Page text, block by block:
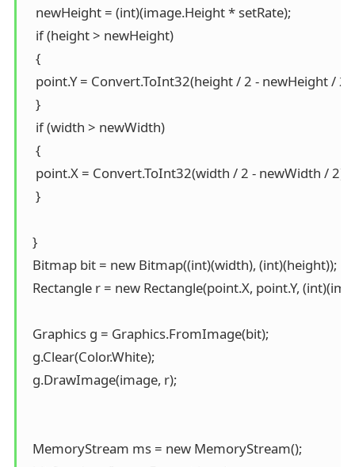
   newHeight = (int)(image.Height * setRate);
   if (height > newHeight)
   {
   point.Y = Convert.ToInt32(height / 2 - newHeight / 2);
   }
   if (width > newWidth)
   {
   point.X = Convert.ToInt32(width / 2 - newWidth / 2);
   }
  }
  Bitmap bit = new Bitmap((int)(width), (int)(height));
Rectangle r = new Rectangle(point.X, point.Y,
  Graphics g = Graphics.FromImage(bit);
  g.Clear(Color.White);
  g.DrawImage(image, r);
  MemoryStream ms = new MemoryStream();